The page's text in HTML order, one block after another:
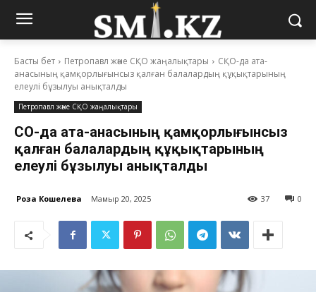
Басты бет Петропавл және СҚО жаңалықтары
СҚО-да ата-
анасының қамқорлығынсыз қалған балалардың құқықтарының
елеулі бұзылуы анықталды
Петропавл және СҚО жаңалықтары
СҚО-да ата-анасының қамқорлығынсыз
қалған балалардың құқықтарының
елеулі бұзылуы анықталды
Роза Кошелева Мамыр 20, 2025 0
37